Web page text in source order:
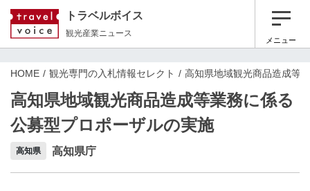
トラベルボイス
観光産業ニュース
メニュー
HOME 観光専門の入札情報セレクト 高知県地域観光商品造成等
高知県地域観光商品造成等業務に係る
公募型プロポーザルの実施
高知県 高知県庁